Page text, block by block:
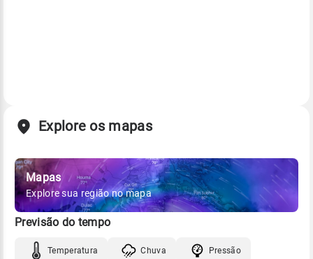
Explore os mapas
Mapas
Explore sua região no mapa
Previsão do tempo
Temperatura Chuva Pressão